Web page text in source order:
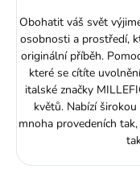
Obohatit váš svět
osobnosti a prostředí,
originální příběh.
které se cítíte
italské značky
květů. Nabízí
mnoha provedeních